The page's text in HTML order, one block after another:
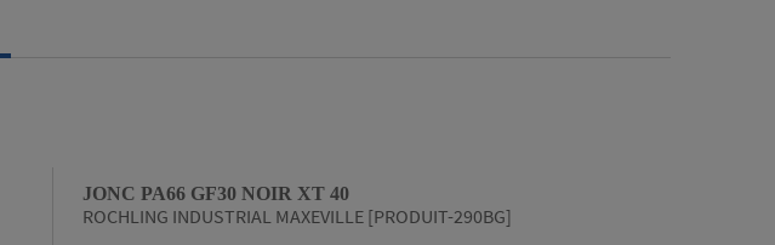
JONC PA66 GF30 NOIR XT 40
ROCHLING INDUSTRIAL MAXEVILLE [PRODUIT-290BG]